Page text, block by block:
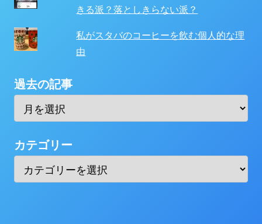
きる派？落としきらない派？
私がスタバのコーヒーを飲む個人的な理
由
過去の記事
カテゴリー